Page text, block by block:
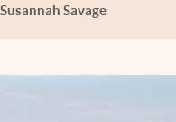
Susannah Savage